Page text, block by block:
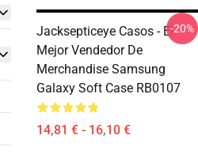
Jacksepticeye Casos - El
Mejor Vendedor De
Merchandise Samsung
Galaxy Soft Case RB0107
14,81 € - 16,10 €
-20%